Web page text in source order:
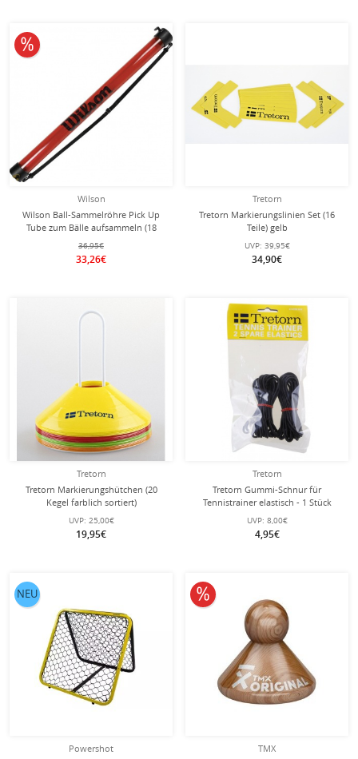
Wilson
Wilson Ball-Sammelröhre Pick Up
Tube zum Bälle aufsammeln (18
Bälle)
36,95€
33,26€
10% reduziert
Tretorn
Tretorn Markierungslinien Set (16
Teile) gelb
UVP: 39,95€
34,90€
Tretorn
Tretorn Markierungshütchen (20
Kegel farblich sortiert)
UVP: 25,00€
19,95€
Tretorn
Tretorn Gummi-Schnur für
Tennistrainer elastisch - 1 Stück
UVP: 8,00€
4,95€
Powershot
NEU
TMX
10% reduziert